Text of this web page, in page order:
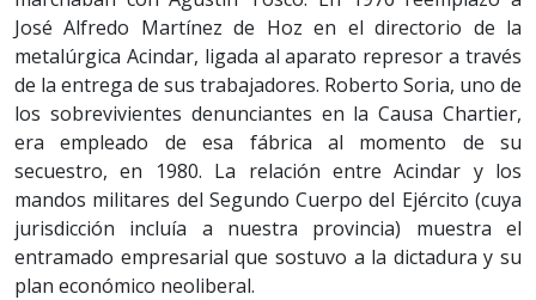
José Alfredo Martínez de Hoz en el directorio de la
metalúrgica Acindar, ligada al aparato represor a través
de la entrega de sus trabajadores. Roberto Soria, uno de
los sobrevivientes denunciantes en la Causa Chartier,
era empleado de esa fábrica al momento de su
secuestro, en 1980. La relación entre Acindar y los
mandos militares del Segundo Cuerpo del Ejército (cuya
jurisdicción incluía a nuestra provincia) muestra el
entramado empresarial que sostuvo a la dictadura y su
plan económico neoliberal.